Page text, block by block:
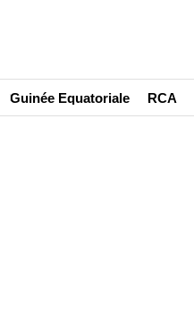
Guinée Equatoriale RCA